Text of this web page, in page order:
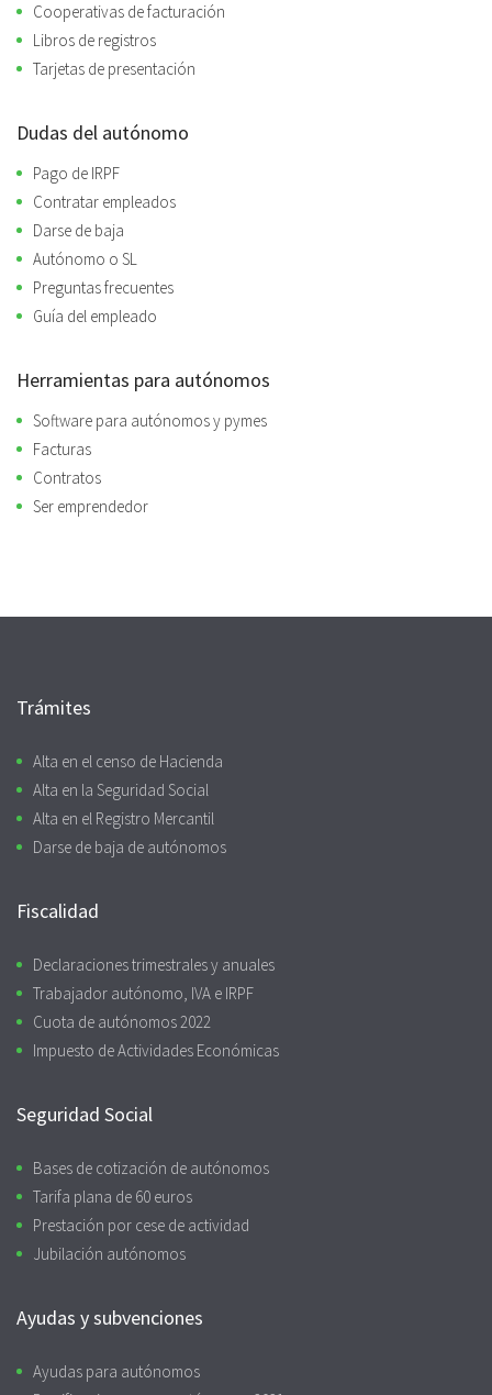
Cooperativas de facturación
Libros de registros
Tarjetas de presentación
Dudas del autónomo
Pago de IRPF
Contratar empleados
Darse de baja
Autónomo o SL
Preguntas frecuentes
Guía del empleado
Herramientas para autónomos
Software para autónomos y pymes
Facturas
Contratos
Ser emprendedor
Trámites
Alta en el censo de Hacienda
Alta en la Seguridad Social
Alta en el Registro Mercantil
Darse de baja de autónomos
Fiscalidad
Declaraciones trimestrales y anuales
Trabajador autónomo, IVA e IRPF
Cuota de autónomos 2022
Impuesto de Actividades Económicas
Seguridad Social
Bases de cotización de autónomos
Tarifa plana de 60 euros
Prestación por cese de actividad
Jubilación autónomos
Ayudas y subvenciones
Ayudas para autónomos